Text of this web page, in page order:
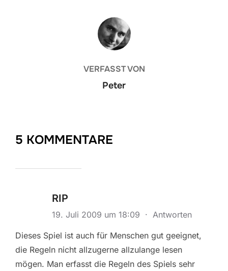
BEITRAGSAUTOR
VERFASST VON
Peter
5 KOMMENTARE
RIP
19. Juli 2009 um 18:09 · Antworten
Dieses Spiel ist auch für Menschen gut geeignet,
die Regeln nicht allzugerne allzulange lesen
mögen. Man erfasst die Regeln des Spiels sehr